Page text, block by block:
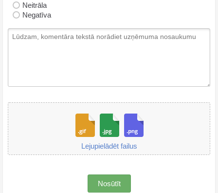
Neitrāla
Negatīva
Lejupielādēt failus
Nosūtīt